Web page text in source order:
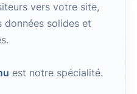
vers votre site,
données solides et
est notre spécialité.